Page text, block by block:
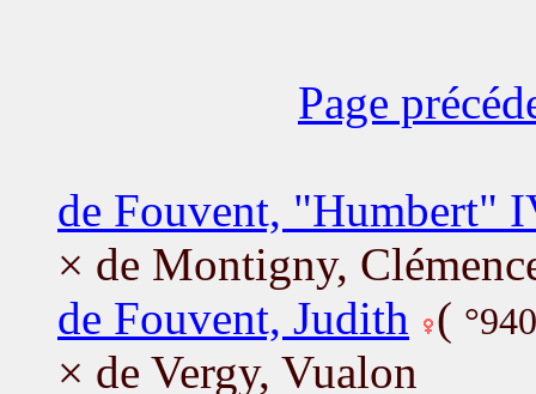
Page
de Fouvent, "Humbert"
× de Montigny,
de Fouvent, Judith
(
× de Vergy, Vualon